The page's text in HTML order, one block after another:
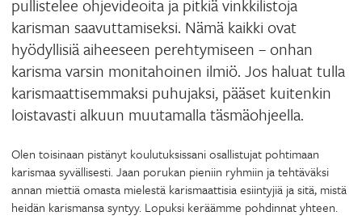
pullistelee ohjevideoita ja pitkiä vinkkilistoja
karisman saavuttamiseksi. Nämä kaikki ovat
hyödyllisiä aiheeseen perehtymiseen – onhan
karisma varsin monitahoinen ilmiö. Jos haluat tulla
karismaattisemmaksi puhujaksi, pääset kuitenkin
loistavasti alkuun muutamalla täsmäohjeella.
Olen toisinaan pistänyt koulutuksissani osallistujat pohtimaan
karismaa syvällisesti. Jaan porukan pieniin ryhmiin ja tehtäväksi
annan miettiä omasta mielestä karismaattisia esiintyjiä ja sitä, mistä
heidän karismansa syntyy. Lopuksi keräämme pohdinnat yhteen.